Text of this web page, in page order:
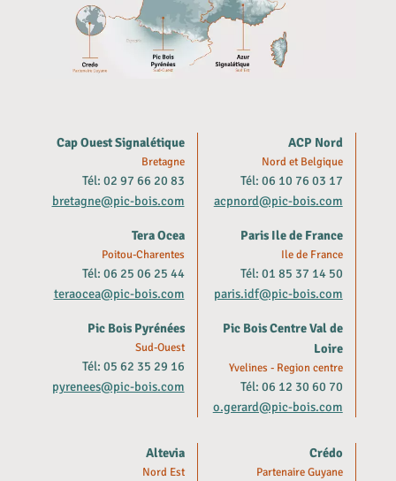
Cap Ouest Signalétique
Bretagne
Tél: 02 97 66 20 83
bretagne@pic-bois.com
Tera Ocea
Poitou-Charentes
Tél: 06 25 06 25 44
teraocea@pic-bois.com
Pic Bois Pyrénées
Sud-Ouest
Tél: 05 62 35 29 16
pyrenees@pic-bois.com
ACP Nord
Nord et Belgique
Tél: 06 10 76 03 17
acpnord@pic-bois.com
Paris Ile de France
Ile de France
Tél: 01 85 37 14 50
paris.idf@pic-bois.com
Pic Bois Centre Val de
Loire
Yvelines - Region centre
Tél: 06 12 30 60 70
o.gerard@pic-bois.com
Altevia
Nord Est
Crédo
Partenaire Guyane